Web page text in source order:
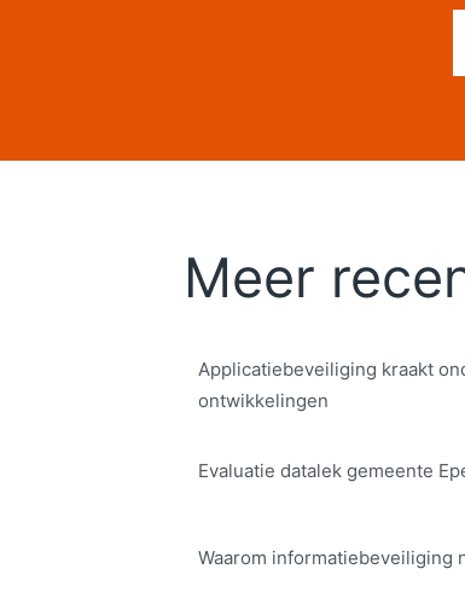
Meer
Applicatiebeveiliging kraakt
ontwikkelingen
Evaluatie datalek gemeente
Waarom informatiebeveiliging